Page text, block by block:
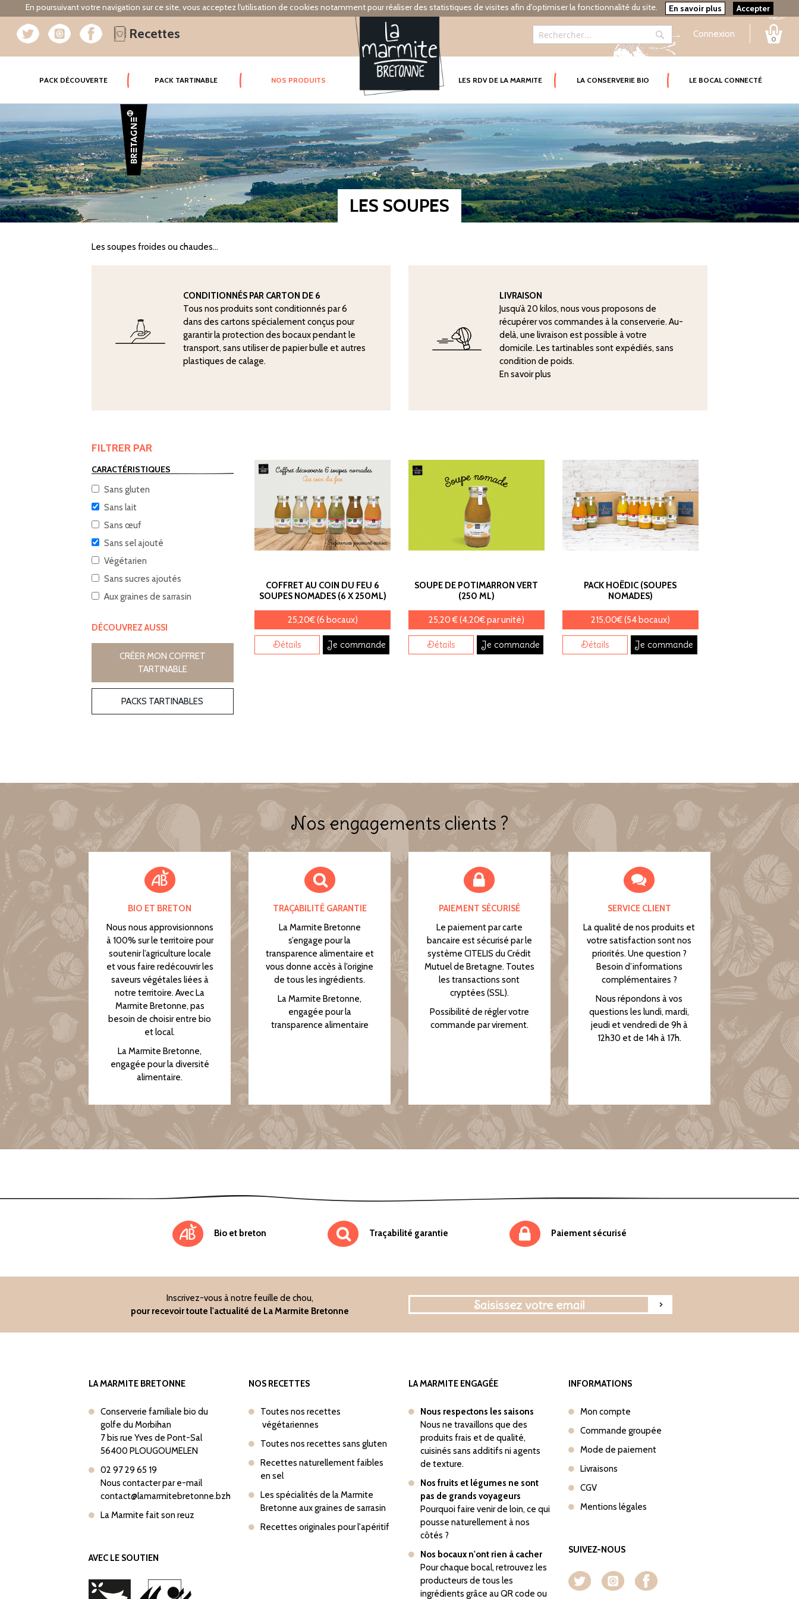
En poursuivant votre navigation sur ce site, vous acceptez l'utilisation de cookies notamment pour réaliser des statistiques de visites afin d'optimiser la fonctionnalité du site. En savoir plus Accepter
Recettes Connexion 0
Rechercher
PACK DÉCOUVERTE(CURRENT) PACK TARTINABLE NOS PRODUITS LES RDV DE LA MARMITE LA CONSERVERIE BIO LE BOCAL CONNECTÉ
LES SOUPES
Les soupes froides ou chaudes...
CONDITIONNÉS PAR CARTON DE 6
Tous nos produits sont conditionnés par 6
dans des cartons spécialement conçus pour
garantir la protection des bocaux pendant le
transport, sans utiliser de papier bulle et autres
plastiques de calage.
LIVRAISON
Jusqu’à 20 kilos, nous vous proposons de
récupérer vos commandes à la conserverie. Au-
delà, une livraison est possible à votre
domicile. Les tartinables sont expédiés, sans
condition de poids.
En savoir plus
COFFRET AU COIN DU FEU 6
SOUPES NOMADES (6 X 250ML)
25,20€ (6 bocaux)
Détails Je commande
SOUPE DE POTIMARRON VERT
(250 ML)
25,20 € (4,20€ par unité)
Détails Je commande
PACK HOËDIC (SOUPES
NOMADES)
215,00€ (54 bocaux)
Détails Je commande
FILTRER PAR
CARACTÉRISTIQUES
Sans gluten
Sans lait
Sans œuf
Sans sel ajouté
Végétarien
Sans sucres ajoutés
Aux graines de sarrasin
DÉCOUVREZ AUSSI
CRÉER MON COFFRET
TARTINABLE
PACKS TARTINABLES
Nos engagements clients ?
BIO ET BRETON
Nous nous approvisionnons
à 100% sur le territoire pour
soutenir l’agriculture locale
et vous faire redécouvrir les
saveurs végétales liées à
notre territoire. Avec La
Marmite Bretonne, pas
besoin de choisir entre bio
et local.
La Marmite Bretonne,
engagée pour la diversité
alimentaire.
TRAÇABILITÉ GARANTIE
La Marmite Bretonne
s’engage pour la
transparence alimentaire et
vous donne accès à l’origine
de tous les ingrédients.
La Marmite Bretonne,
engagée pour la
transparence alimentaire
PAIEMENT SÉCURISÉ
Le paiement par carte
bancaire est sécurisé par le
système CITELIS du Crédit
Mutuel de Bretagne. Toutes
les transactions sont
cryptées (SSL).
Possibilité de régler votre
commande par virement.
SERVICE CLIENT
La qualité de nos produits et
votre satisfaction sont nos
priorités. Une question ?
Besoin d’informations
complémentaires ?
Nous répondons à vos
questions les lundi, mardi,
jeudi et vendredi de 9h à
12h30 et de 14h à 17h.
Bio et breton Traçabilité garantie Paiement sécurisé
Inscrivez-vous à notre feuille de chou,
pour recevoir toute l'actualité de La Marmite Bretonne
LA MARMITE BRETONNE
Conserverie familiale bio du
golfe du Morbihan
7 bis rue Yves de Pont-Sal
56400 PLOUGOUMELEN
02 97 29 65 19
Nous contacter par e-mail
contact@lamarmitebretonne.bzh
La Marmite fait son reuz
AVEC LE SOUTIEN
NOS RECETTES
Toutes nos recettes
végétariennes
Toutes nos recettes sans gluten
Recettes naturellement faibles
en sel
Les spécialités de la Marmite
Bretonne aux graines de sarrasin
Recettes originales pour l'apéritif
LA MARMITE ENGAGÉE
Nous respectons les saisons
Nous ne travaillons que des
produits frais et de qualité,
cuisinés sans additifs ni agents
de texture.
Nos fruits et légumes ne sont
pas de grands voyageurs
Pourquoi faire venir de loin, ce qui
pousse naturellement à nos
côtés ?
Nos bocaux n'ont rien à cacher
Pour chaque bocal, retrouvez les
producteurs de tous les
ingrédients grâce au QR code ou
INFORMATIONS
Mon compte
Commande groupée
Mode de paiement
Livraisons
CGV
Mentions légales
SUIVEZ-NOUS